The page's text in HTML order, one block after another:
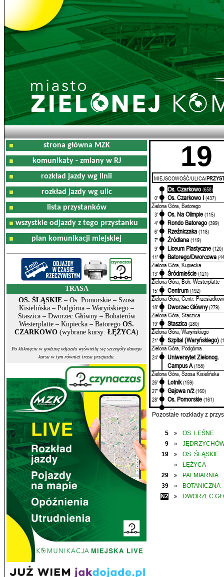
strona główna MZK
komunikaty - zmiany w RJ
rozkład jazdy wg linii
rozkład jazdy wg ulic
lista przystanków
wszystkie odjazdy z tego przystanku
plan komunikacji miejskiej
TRASA
OS. ŚLĄSKIE – Os. Pomorskie – Szosa
Kisielińska – Podgórna – Waryńskiego –
Staszica – Dworzec Główny – Bohaterów
Westerplatte – Kupiecka – Batorego OS.
CZARKOWO (wybrane kursy: ŁĘŻYCA)
Po kliknięciu w godzinę odjazdu wyświetlą się szczegóły danego
kursu w tym również trasa przejazdu.
19
MIEJSCOWOŚĆ/ULICA/
Os. Czarkowo (658)
0'
Os. Czarkowo I (437)
Zielona Góra, Batorego
3' Os. Na Olimpie (115)
4'
Rondo Batorego (399)
6'
Rzeźniczaka (118)
7'
Źródlana (119)
9'
Liceum Plastyczne (120)
11'
Batorego/Dworcowa
Zielona Góra, Kupiecka
13' Śródmieście (121)
Zielona Góra, Boh. Westerplatte
15' Centrum (192)
Zielona Góra, Centr.
18' Dworzec Główny (279)
Zielona Góra, Staszica
19' Staszica (280)
Zielona Góra, Waryńskiego
21' Szpital (Waryńskiego)
Zielona Góra, Podgórna
24'
Uniwersytet Zielonog.
Campus A (158)
Zielona Góra, Szosa Kisielińska
26' Lotnik (159)
27'
Gajowa n/ż (160)
28'
Os. Pomorskie (161)
...
Pozostałe rozkłady z
5 »
OS. LEŚNE
9
»
19
» OS. ŚLĄSKIE
»
ŁĘŻYCA
29
»
PALMIARNIA
39
»
BOTANICZNA
N2
» DWORZEC